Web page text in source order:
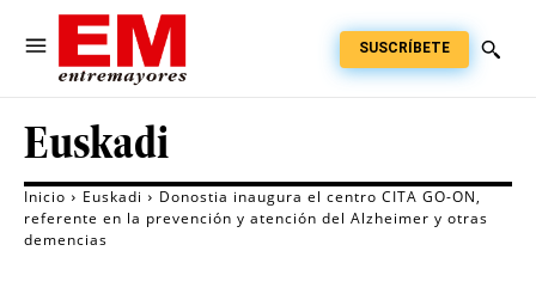
SUSCRÍBETE
Euskadi
Inicio Euskadi
Donostia inaugura el centro CITA GO-ON,
referente en la prevención y atención del Alzheimer y otras
demencias